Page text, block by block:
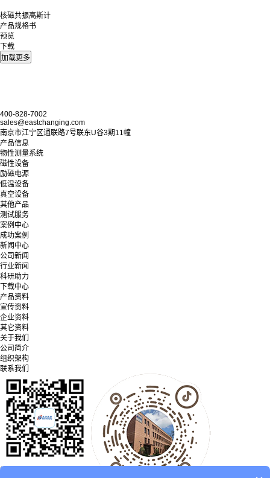
核磁共振高斯计
产品规格书
预览
下载
400-828-7002
sales@eastchanging.com
南京市江宁区通联路7号联东U谷3期11幢
产品信息
物性测量系统
磁性设备
励磁电源
低温设备
真空设备
其他产品
测试服务
案例中心
成功案例
新闻中心
公司新闻
行业新闻
科研助力
下载中心
产品资料
宣传资料
企业资料
其它资料
关于我们
公司简介
组织架构
联系我们
微信公众号